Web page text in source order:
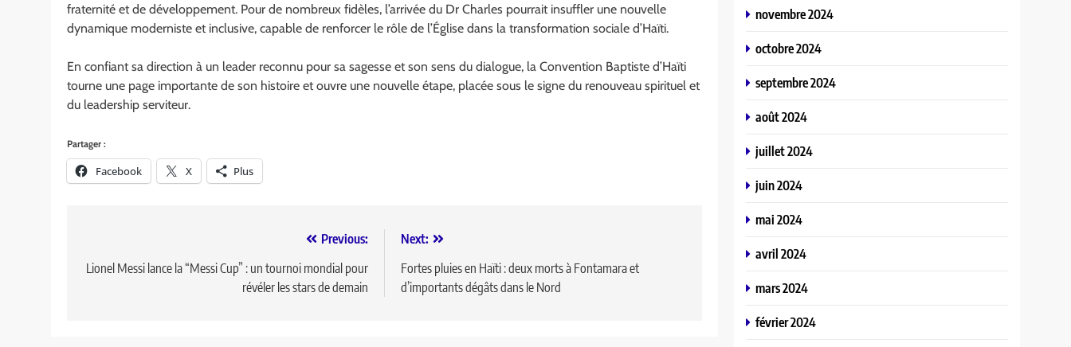
fraternité et de développement. Pour de nombreux fidèles, l’arrivée du Dr Charles pourrait insuffler une nouvelle
dynamique moderniste et inclusive, capable de renforcer le rôle de l’Église dans la transformation sociale d’Haïti.
En confiant sa direction à un leader reconnu pour sa sagesse et son sens du dialogue, la Convention Baptiste d’Haïti
tourne une page importante de son histoire et ouvre une nouvelle étape, placée sous le signe du renouveau spirituel et
du leadership serviteur.
Partager :
Facebook X Plus
Previous:
Lionel Messi lance la “Messi Cup” : un tournoi mondial pour
révéler les stars de demain
Next:
Fortes pluies en Haïti : deux morts à Fontamara et
d’importants dégâts dans le Nord
novembre 2024
octobre 2024
septembre 2024
août 2024
juillet 2024
juin 2024
mai 2024
avril 2024
mars 2024
février 2024